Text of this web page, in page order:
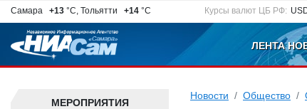
Самара +13 °C, Тольятти +14 °C Курсы валют ЦБ РФ:
ЛЕНТА
МЕРОПРИЯТИЯ
Новости Общество